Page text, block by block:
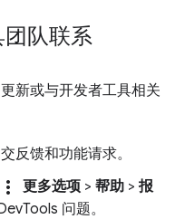
队联系
新或与开发者工具相关
反馈和功能请求。
more_vert 更多选项 > 帮助 > 报
问题。